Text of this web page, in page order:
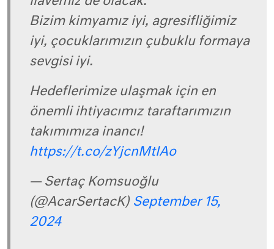
Bizim kimyamız iyi, agresifliğimiz
iyi, çocuklarımızın çubuklu formaya
sevgisi iyi.
Hedeflerimize ulaşmak için en
önemli ihtiyacımız taraftarımızın
takımımıza inancı!
https://t.co/zYjcnMtIAo
— Sertaç Komsuoğlu
(@AcarSertacK) September 15,
2024